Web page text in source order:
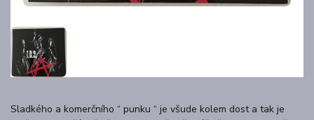
Sladkého a komerčního “ punku “ je všude kolem dost a tak je